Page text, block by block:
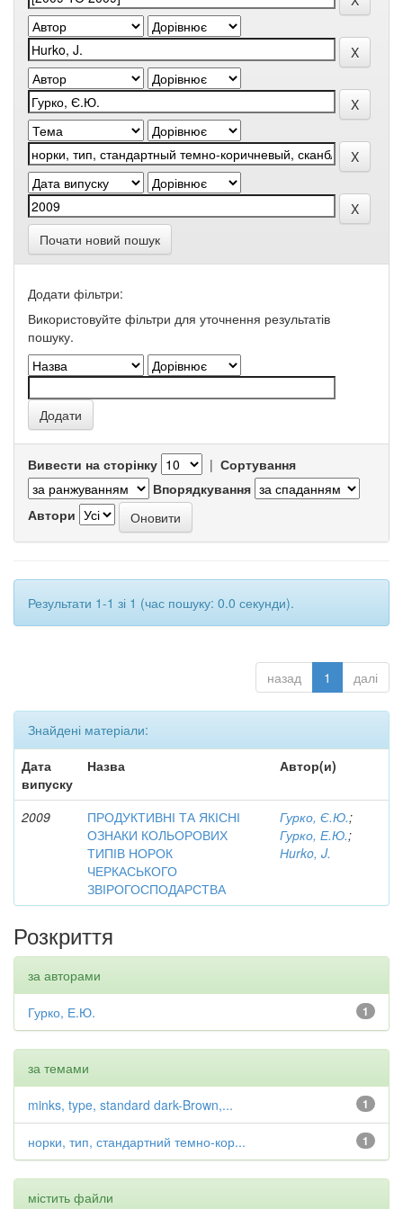
Почати новий пошук
Додати фільтри:
Використовуйте фільтри для уточнення результатів
пошуку.
Вивести на сторінку | Сортування
Впорядкування
Автори
Результати 1-1 зі 1 (час пошуку: 0.0 секунди).
назад 1 далі
Знайдені матеріали:
Дата
випуску
Назва Автор(и)
2009
ПРОДУКТИВНІ ТА ЯКІСНІ
ОЗНАКИ КОЛЬОРОВИХ
ТИПІВ НОРОК
ЧЕРКАСЬКОГО
ЗВІРОГОСПОДАРСТВА
Гурко, Є.Ю.;
Гурко, Е.Ю.;
Нurko, J.
Розкриття
за авторами
1
Гурко, Е.Ю.
за темами
1
minks, type, standard dark-Brown,...
1
норки, тип, стандартний темно-кор...
містить файли